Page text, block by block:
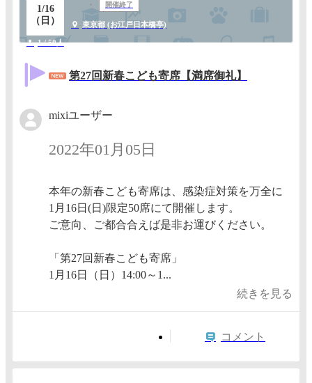
1/16
（日）
開催終了
東京都 (お江戸日本橋亭)
1 / 50人
第27回新春こども寄席【満席御礼】
mixiユーザー
2022年01月05日
本年の新春こども寄席は、感染症対策を万全に
1月16日(日)限定50席にて開催します。
ご意向、ご都合合えば是非お運びください。
「第27回新春こども寄席」
1月16日（日）14:00～1...
続きを見る
コメント